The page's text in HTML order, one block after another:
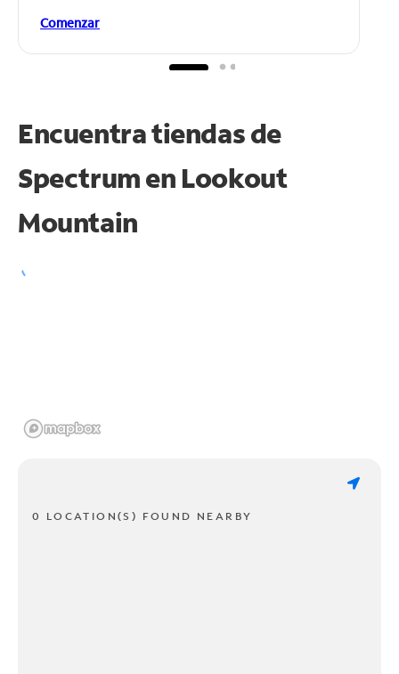
Comenzar
Encuentra tiendas de
Spectrum en Lookout
Mountain
0 LOCATION(S) FOUND NEARBY